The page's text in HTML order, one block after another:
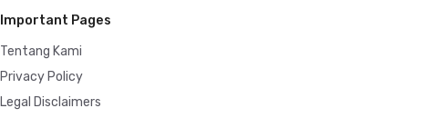
Important Pages
Tentang Kami
Privacy Policy
Legal Disclaimers